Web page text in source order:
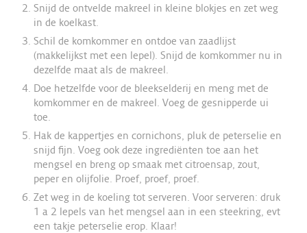
Snijd de ontvelde makreel in kleine blokjes en zet weg
in de koelkast.
Schil de komkommer en ontdoe van zaadlijst
(makkelijkst met een lepel). Snijd de komkommer nu in
dezelfde maat als de makreel.
Doe hetzelfde voor de bleekselderij en meng met de
komkommer en de makreel. Voeg de gesnipperde ui
toe.
Hak de kappertjes en cornichons, pluk de peterselie en
snijd fijn. Voeg ook deze ingrediënten toe aan het
mengsel en breng op smaak met citroensap, zout,
peper en olijfolie. Proef, proef, proef.
Zet weg in de koeling tot serveren. Voor serveren: druk
1 a 2 lepels van het mengsel aan in een steekring, evt
een takje peterselie erop. Klaar!